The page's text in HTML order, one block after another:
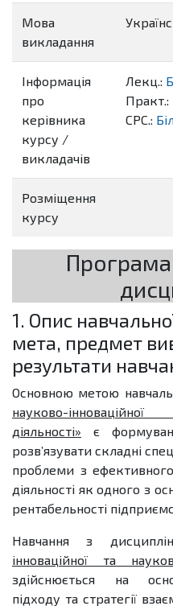
Мова
викладання
Інформація
про
керівника
курсу /
викладачів
Лекц.:
Практ.:
СРС.:
Розміщення
курсу
1. Опис
мета, предмет
результати
Основною метою
науково-
діяльності» є
розв’язувати складні
проблеми з ефективного
діяльності як одного з
рентабельності
Навчання з
інноваційної та
здійснюється на
підходу та стратегії